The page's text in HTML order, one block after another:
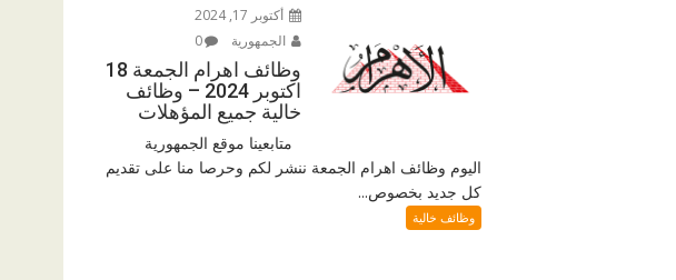
أكتوبر 17, 2024
الجمهورية
0
وظائف اهرام الجمعة 18
اكتوبر 2024 – وظائف
خالية جميع المؤهلات
متابعينا موقع الجمهورية
اليوم وظائف اهرام الجمعة ننشر لكم وحرصا منا على تقديم
كل جديد بخصوص...
وظائف خالية